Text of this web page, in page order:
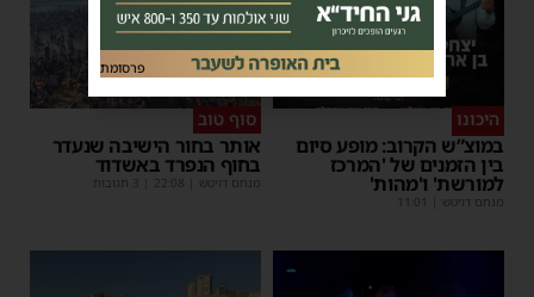
היכונו
במוצ”ש הקרוב: מופע סיום
בין הזמנים של 'המרכז
למורשת' ו'מהות'
מנחם דויטש
סוף טוב
אותר בחור הישיבה שנעדר
בחוף הנפרד באשדוד
מנחם דויטש 22:08
פרסומת